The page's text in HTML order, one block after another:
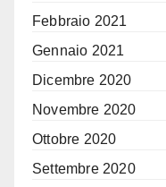
Febbraio 2021
Gennaio 2021
Dicembre 2020
Novembre 2020
Ottobre 2020
Settembre 2020